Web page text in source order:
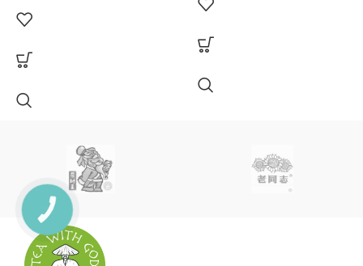
солнце зеленый чай.
Происхождение
Юньнань
Дата изготовления:
солнце чай Мэнхай.
Юньнань, префектура
Сишуанбаньна, уезд Мэнхай.
вентилируемых, прохладных,
: Подходит для
длительного хранения при
соответствующих условиях